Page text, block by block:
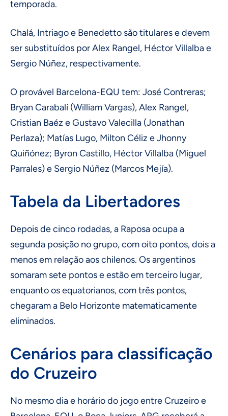
temporada.
Chalá, Intriago e Benedetto são titulares e devem
ser substituídos por Alex Rangel, Héctor Villalba e
Sergio Núñez, respectivamente.
O provável Barcelona-EQU tem: José Contreras;
Bryan Carabalí (William Vargas), Alex Rangel,
Cristian Baéz e Gustavo Valecilla (Jonathan
Perlaza); Matías Lugo, Milton Céliz e Jhonny
Quiñónez; Byron Castillo, Héctor Villalba (Miguel
Parrales) e Sergio Núñez (Marcos Mejía).
Tabela da Libertadores
Depois de cinco rodadas, a Raposa ocupa a
segunda posição no grupo, com oito pontos, dois a
menos em relação aos chilenos. Os argentinos
somaram sete pontos e estão em terceiro lugar,
enquanto os equatorianos, com três pontos,
chegaram a Belo Horizonte matematicamente
eliminados.
Cenários para classificação
do Cruzeiro
No mesmo dia e horário do jogo entre Cruzeiro e